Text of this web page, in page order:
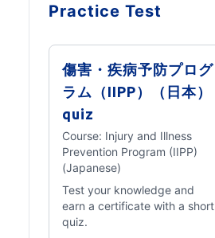
Practice Test
傷害・疾病予防プログ
ラム（IIPP）（日本）
quiz
Course: Injury and Illness
Prevention Program (IIPP)
(Japanese)
Test your knowledge and
earn a certificate with a short
quiz.